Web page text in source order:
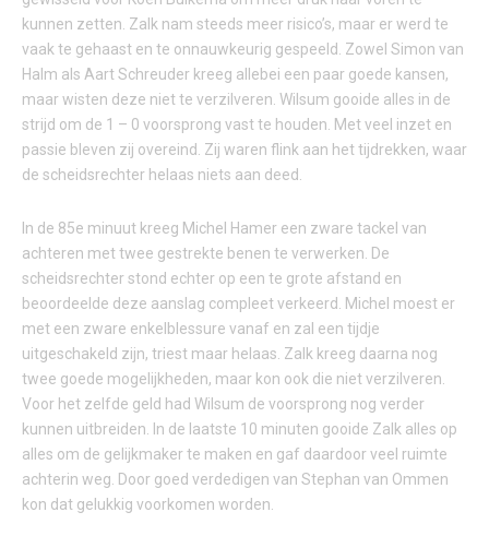
kunnen zetten. Zalk nam steeds meer risico’s, maar er werd te
vaak te gehaast en te onnauwkeurig gespeeld. Zowel Simon van
Halm als Aart Schreuder kreeg allebei een paar goede kansen,
maar wisten deze niet te verzilveren. Wilsum gooide alles in de
strijd om de 1 – 0 voorsprong vast te houden. Met veel inzet en
passie bleven zij overeind. Zij waren flink aan het tijdrekken, waar
de scheidsrechter helaas niets aan deed.
In de 85e minuut kreeg Michel Hamer een zware tackel van
achteren met twee gestrekte benen te verwerken. De
scheidsrechter stond echter op een te grote afstand en
beoordeelde deze aanslag compleet verkeerd. Michel moest er
met een zware enkelblessure vanaf en zal een tijdje
uitgeschakeld zijn, triest maar helaas. Zalk kreeg daarna nog
twee goede mogelijkheden, maar kon ook die niet verzilveren.
Voor het zelfde geld had Wilsum de voorsprong nog verder
kunnen uitbreiden. In de laatste 10 minuten gooide Zalk alles op
alles om de gelijkmaker te maken en gaf daardoor veel ruimte
achterin weg. Door goed verdedigen van Stephan van Ommen
kon dat gelukkig voorkomen worden.